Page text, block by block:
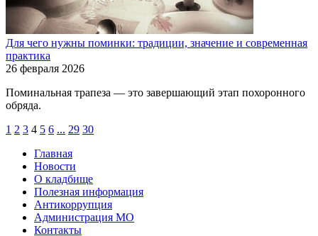
Для чего нужны поминки: традиции, значение и современная
практика
26 февраля 2026
Поминальная трапеза — это завершающий этап похоронного
обряда.
1 2 3 4 5 6 ... 29 30
Главная
Новости
О кладбище
Полезная информация
Антикоррупция
Администрация МО
Контакты